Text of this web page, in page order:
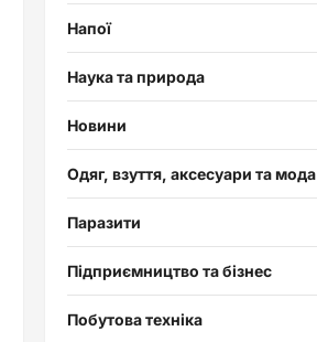
Напої
Наука та природа
Новини
Одяг, взуття, аксесуари та мода
Паразити
Підприємництво та бізнес
Побутова техніка